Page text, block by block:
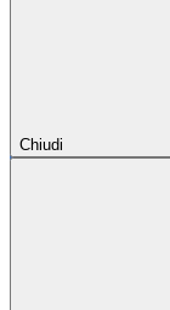
Chiudi